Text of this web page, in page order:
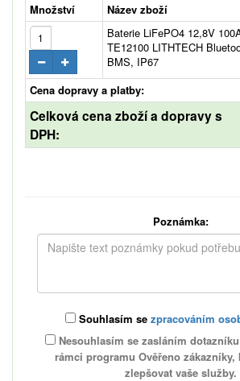
Množství Název zboží
Baterie LiFePO4 12,8V
TE12100 LITHTECH
BMS, IP67
Cena dopravy a platby:
Celková cena zboží a dopravy s
DPH:
Poznámka:
Souhlasím se zpracováním
Nesouhlasím se zasláním
rámci programu Ověřeno zákazníky,
zlepšovat vaše služby.